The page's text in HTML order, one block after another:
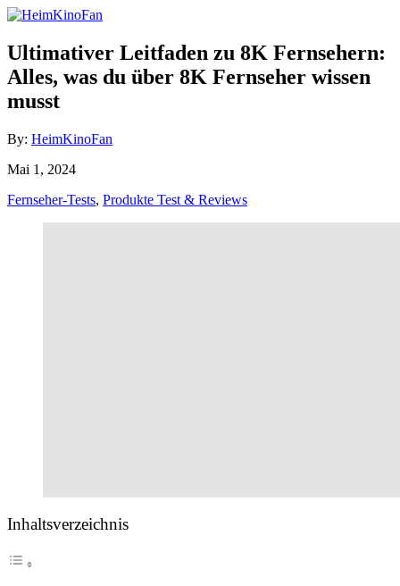
Skip
Content
Ultimativer Leitfaden zu 8K Fernsehern:
Alles, was du über 8K Fernseher wissen
musst
By: Author
HeimKinoFan
Posted
Mai 1, 2024
Categories
Fernseher-Tests, Produkte Test & Reviews
Inhaltsverzeichnis